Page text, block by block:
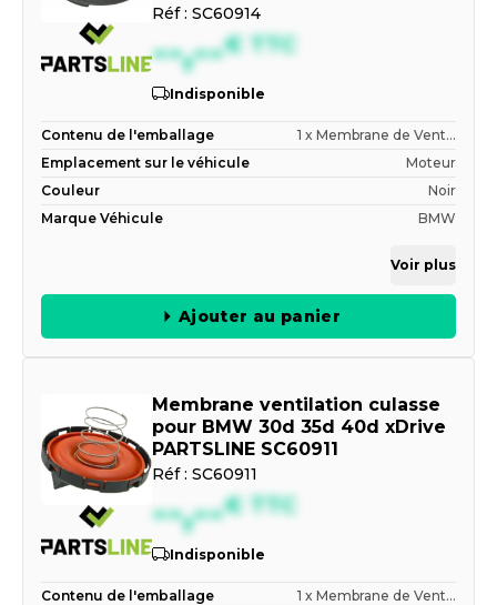
Réf : SC60914
--,--€ TTC
Indisponible
Contenu de l'emballage
1 x Membrane de Vent...
Emplacement sur le véhicule
Moteur
Couleur
Noir
Marque Véhicule
BMW
Voir plus
Ajouter au panier
Membrane ventilation culasse
pour BMW 30d 35d 40d xDrive
PARTSLINE SC60911
Réf : SC60911
--,--€ TTC
Indisponible
Contenu de l'emballage
1 x Membrane de Vent...